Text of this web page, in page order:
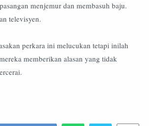
menjemur dan membasuh baju.
televisyen.
perkara ini melucukan tetapi inilah
memberikan alasan yang tidak